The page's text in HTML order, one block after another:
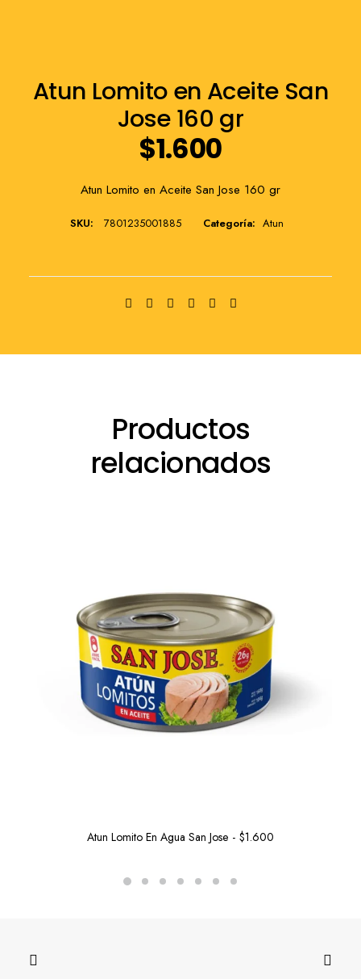
Atun Lomito en Aceite San
Jose 160 gr
$1.600
Atun Lomito en Aceite San Jose 160 gr
SKU: 7801235001885 Categoría: Atun
Productos
relacionados
Atun Lomito En Agua San Jose $1.600